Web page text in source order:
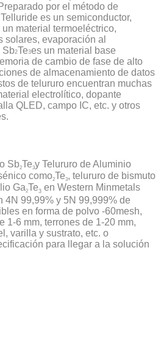
Preparado por el método de
es un semiconductor,
material termoeléctrico,
solares, evaporación al
Sb2Te3es un material base
de cambio de fase de alto
de almacenamiento de datos
de telururo encuentran muchas
electrolítico, dopante
QLED, campo IC, etc. y otros
Sb2Te3y Telururo de Aluminio
como2Te3, telururo de bismuto
Ga2Te3 en Western Minmetals
4N 99,99% y 5N 99,999% de
en forma de polvo -60mesh,
1-6 mm, terrones de 1-20 mm,
varilla y sustrato, etc. o
para llegar a la solución